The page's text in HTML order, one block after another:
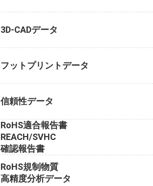
3D-CADデータ
フットプリントデータ
信頼性データ
RoHS適合報告書
REACH/SVHC
確認報告書
RoHS規制物質
高精度分析データ